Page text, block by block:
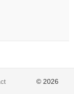
© 2026